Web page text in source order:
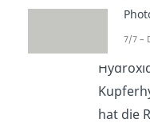
Durch
du,
hat die
7/7 –